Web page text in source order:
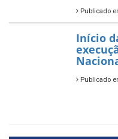
Publicado
Início
Publicado